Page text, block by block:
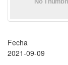
Fecha
2021-09-09